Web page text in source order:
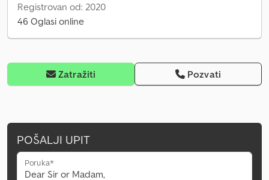
Registrovan od: 2020
46 Oglasi online
Zatražiti Pozvati
POŠALJI UPIT
Poruka*